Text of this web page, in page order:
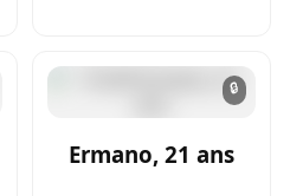
🔒
Ermano, 21 ans